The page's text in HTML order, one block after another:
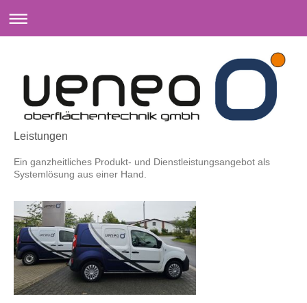
Leistungen
Ein ganzheitliches Produkt- und Dienstleistungsangebot als
Systemlösung aus einer Hand.